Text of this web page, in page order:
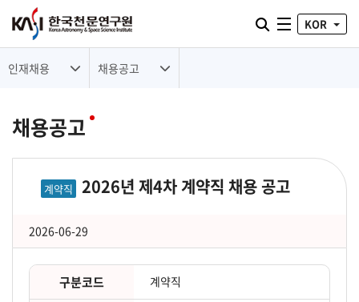
통합검색 열기
전체메뉴
KOR
인재채용 채용공고
채용공고
계약직 2026년 제4차 계약직 채용 공고
2026-06-29
구분코드 계약직